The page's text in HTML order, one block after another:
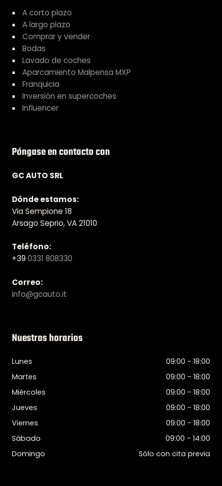
A corto plazo
A largo plazo
Comprar y vender
Bodas
Lavado de coches
Aparcamiento Malpensa MXP
Franquicia
Inversión en supercoches
Influencer
Póngase en contacto con
GC AUTO SRL
Dónde estamos:
Via Sempione 18
Arsago Seprio, VA 21010
Teléfono:
+39 0331 808330
Correo:
info@gcauto.it
Nuestros horarios
Lunes
09:00 - 18:00
Martes
09:00 - 18:00
Miércoles
09:00 - 18:00
Jueves
09:00 - 18:00
Viernes
09:00 - 18:00
Sábado
09:00 - 14:00
Domingo
Sólo con cita previa